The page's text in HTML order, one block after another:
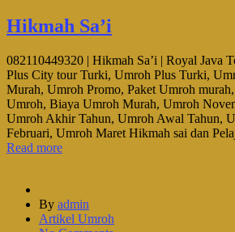
Hikmah Sa’i
082110449320 | Hikmah Sa’i | Royal Java
Plus City tour Turki, Umroh Plus Turki,
Murah, Umroh Promo, Paket Umroh
Umroh, Biaya Umroh Murah, Umroh
Umroh Akhir Tahun, Umroh Awal Tahun,
Februari, Umroh Maret Hikmah sai dan
Read more
By admin
Artikel Umroh